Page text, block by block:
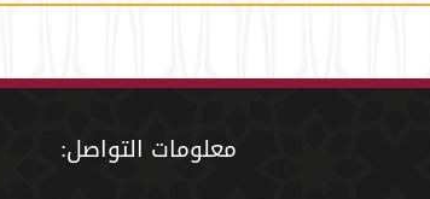
معلومات التواصل: